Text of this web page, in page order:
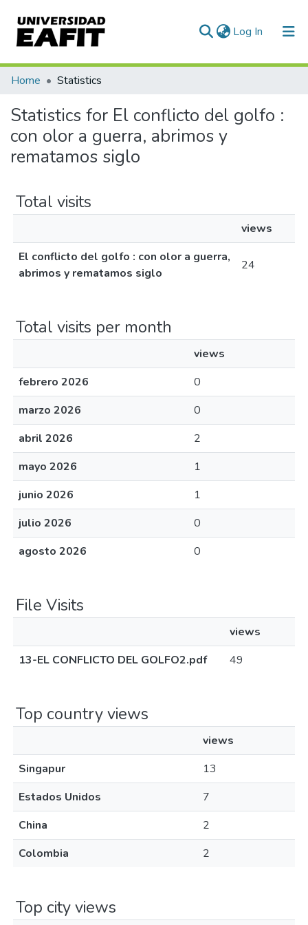
Log In (current)
Communities & Collections
All of DSpace
Home Statistics
Statistics for El conflicto del golfo :
con olor a guerra, abrimos y
rematamos siglo
Total visits
views
El conflicto del golfo : con olor a guerra,
abrimos y rematamos siglo
24
Total visits per month
views
febrero 2026
0
marzo 2026
0
abril 2026
2
mayo 2026
1
junio 2026
1
julio 2026
0
agosto 2026
0
File Visits
views
13-EL CONFLICTO DEL GOLFO2.pdf
49
Top country views
views
Singapur
13
Estados Unidos
7
China
2
Colombia
2
Top city views